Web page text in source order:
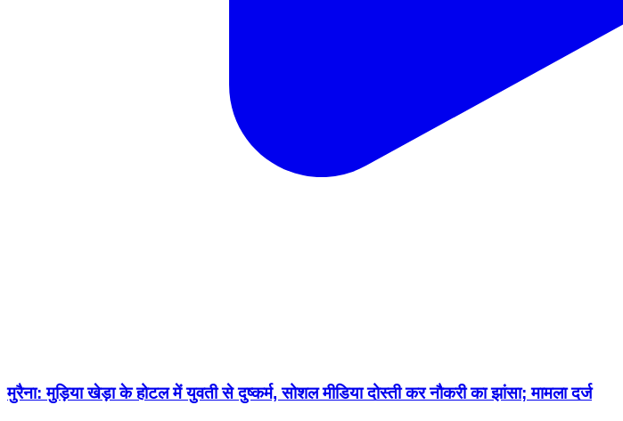
मुरैना: मुड़िया खेड़ा के होटल में युवती से दुष्कर्म, सोशल मीडिया दोस्ती कर नौकरी का झांसा; मामला दर्ज